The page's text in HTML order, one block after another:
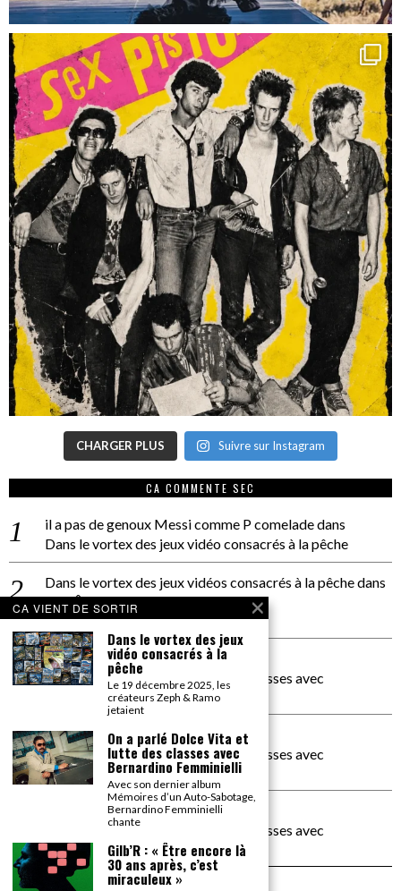
CHARGER PLUS Suivre sur Instagram
CA COMMENTE SEC
il a pas de genoux Messi comme P comeladedans
Dans le vortex des jeux vidéo consacrés à la pêche
Dans le vortex des jeux vidéos consacrés à la pêchedans
PACÔME THIELLEMENT
La séance d’Hip Gnose
La Patrie
dans
On a parlé Dolce Vita et lutte des classes avec
Bernardino Femminielli
carte noire negra à l'o tiededans
On a parlé Dolce Vita et lutte des classes avec
Bernardino Femminielli
moise et son mascarédans
On a parlé Dolce Vita et lutte des classes avec
Bernardino Femminielli
CA VIENT DE SORTIR
Dans le vortex des jeux
vidéo consacrés à la
pêche
Le 19 décembre 2025, les
créateurs Zeph & Ramo
jetaient
On a parlé Dolce Vita et
lutte des classes avec
Bernardino Femminielli
Avec son dernier album
Mémoires d’un Auto-Sabotage,
Bernardino Femminielli
chante
Gilb’R : « Être encore là
30 ans après, c’est
miraculeux »